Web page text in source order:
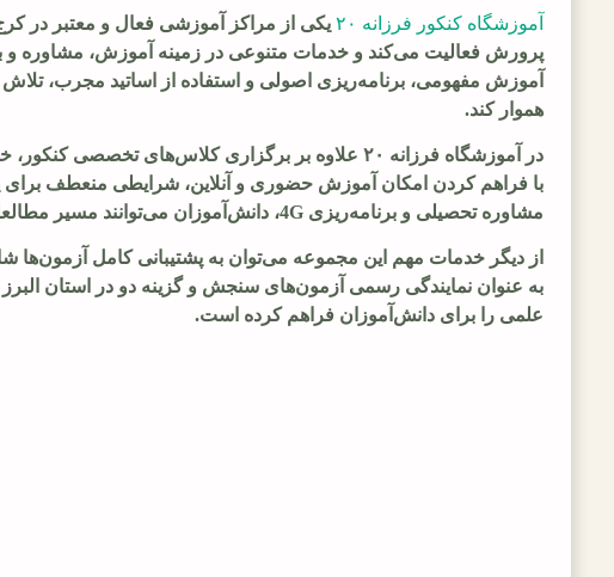
آموزشگاه کنکور فرزانه ۲۰
هموار کند.
مشاوره تحصیلی و برنامه‌ریزی 4G، دانش‌آموزان می‌توانند مسیر مطالعاتی خود را به صورت دقیق و هدفمند دنبال کنند.
علمی را برای دانش‌آموزان فراهم کرده است.